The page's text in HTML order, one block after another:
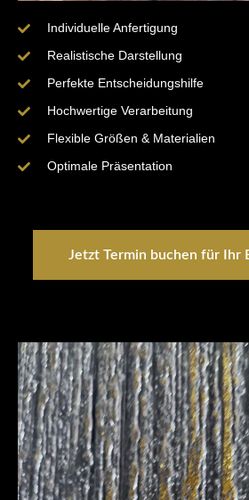
Individuelle Anfertigung
Realistische Darstellung
Perfekte Entscheidungshilfe
Hochwertige Verarbeitung
Flexible Größen & Materialien
Optimale Präsentation
Jetzt Termin buchen für Ihr